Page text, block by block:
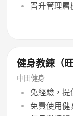
晋升管理層
健身教練（旺
中田健身
免經驗，提
免費使用健